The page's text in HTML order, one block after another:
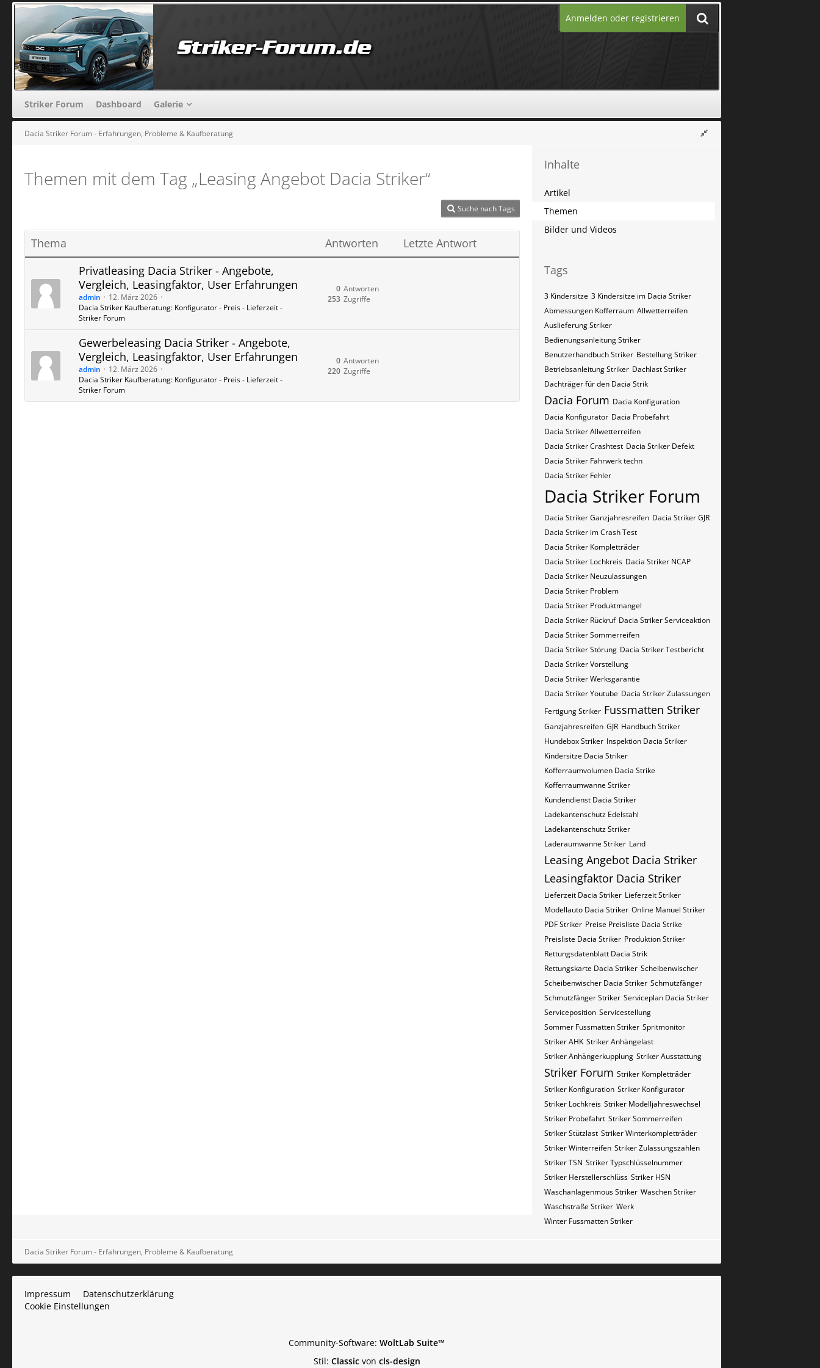
Anmelden oder registrieren
Striker Forum Dashboard Galerie
Dacia Striker Forum - Erfahrungen, Probleme & Kaufberatung
Themen mit dem Tag „Leasing Angebot Dacia Striker“
Suche nach Tags
Thema Antworten
Letzte Antwort
Privatleasing Dacia Striker - Angebote,
Vergleich, Leasingfaktor, User Erfahrungen
admin
12. März 2026
Dacia Striker Kaufberatung: Konfigurator - Preis - Lieferzeit -
Striker Forum
Antworten
0
Zugriffe
253
Gewerbeleasing Dacia Striker - Angebote,
Vergleich, Leasingfaktor, User Erfahrungen
admin
12. März 2026
Dacia Striker Kaufberatung: Konfigurator - Preis - Lieferzeit -
Striker Forum
Antworten
0
Zugriffe
220
Inhalte
Artikel
Themen
Bilder und Videos
Tags
3 Kindersitze 3 Kindersitze im Dacia Striker
Abmessungen Kofferraum Allwetterreifen
Auslieferung Striker
Bedienungsanleitung Striker
Benutzerhandbuch Striker Bestellung Striker
Betriebsanleitung Striker Dachlast Striker
Dachträger für den Dacia Strik
Dacia Forum Dacia Konfiguration
Dacia Konfigurator Dacia Probefahrt
Dacia Striker Allwetterreifen
Dacia Striker Crashtest Dacia Striker Defekt
Dacia Striker Fahrwerk techn
Dacia Striker Fehler
Dacia Striker Forum
Dacia Striker Ganzjahresreifen Dacia Striker GJR
Dacia Striker im Crash Test
Dacia Striker Kompletträder
Dacia Striker Lochkreis Dacia Striker NCAP
Dacia Striker Neuzulassungen
Dacia Striker Problem
Dacia Striker Produktmangel
Dacia Striker Rückruf Dacia Striker Serviceaktion
Dacia Striker Sommerreifen
Dacia Striker Störung Dacia Striker Testbericht
Dacia Striker Vorstellung
Dacia Striker Werksgarantie
Dacia Striker Youtube Dacia Striker Zulassungen
Fertigung Striker Fussmatten Striker
Ganzjahresreifen GJR Handbuch Striker
Hundebox Striker Inspektion Dacia Striker
Kindersitze Dacia Striker
Kofferraumvolumen Dacia Strike
Kofferraumwanne Striker
Kundendienst Dacia Striker
Ladekantenschutz Edelstahl
Ladekantenschutz Striker
Laderaumwanne Striker Land
Leasing Angebot Dacia Striker
Leasingfaktor Dacia Striker
Lieferzeit Dacia Striker Lieferzeit Striker
Modellauto Dacia Striker Online Manuel Striker
PDF Striker Preise Preisliste Dacia Strike
Preisliste Dacia Striker Produktion Striker
Rettungsdatenblatt Dacia Strik
Rettungskarte Dacia Striker Scheibenwischer
Scheibenwischer Dacia​ Striker Schmutzfänger
Schmutzfänger Striker Serviceplan Dacia Striker
Serviceposition Servicestellung
Sommer Fussmatten Striker Spritmonitor
Striker AHK Striker Anhängelast
Striker Anhängerkupplung Striker Ausstattung
Striker Forum Striker Kompletträder
Striker Konfiguration Striker Konfigurator
Striker Lochkreis Striker Modelljahreswechsel
Striker Probefahrt Striker Sommerreifen
Striker Stützlast Striker Winterkompletträder
Striker Winterreifen Striker Zulassungszahlen
Striker​​​​ TSN Striker​​​​ Typschlüsselnummer
Striker​​​​​ Herstellerschlüss Striker​​​​​ HSN
Waschanlagenmous Striker Waschen Striker
Waschstraße Striker Werk
Winter Fussmatten Striker
Dacia Striker Forum - Erfahrungen, Probleme & Kaufberatung
Impressum
Datenschutzerklärung
Cookie Einstellungen
Community-Software: WoltLab Suite™
Stil: Classicvon cls-design